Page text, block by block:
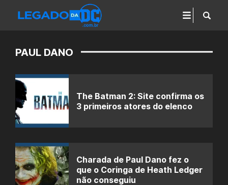
PAUL DANO
The Batman 2: Site confirma os
3 primeiros atores do elenco
Charada de Paul Dano fez o
que o Coringa de Heath Ledger
não conseguiu